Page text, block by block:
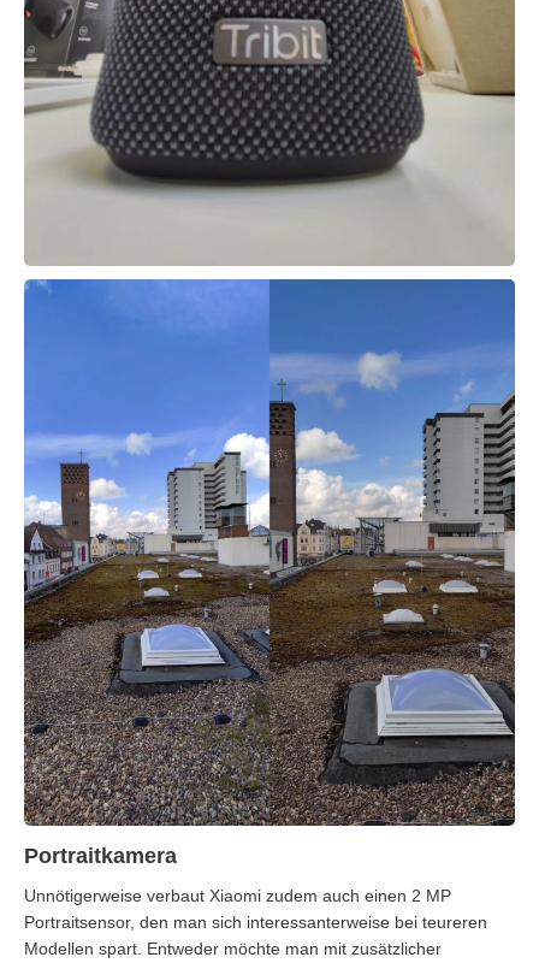
Portraitkamera
Unnötigerweise verbaut Xiaomi zudem auch einen 2 MP
Portraitsensor, den man sich interessanterweise bei teureren
Modellen spart. Entweder möchte man mit zusätzlicher